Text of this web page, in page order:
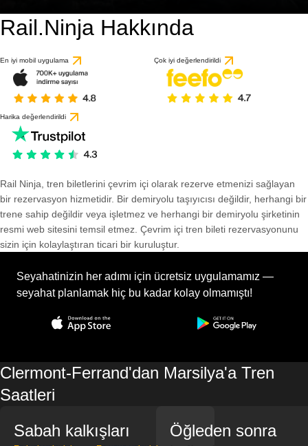
Rail.Ninja Hakkında
En iyi mobil uygulama Çok iyi değerlendirildi
Harika değerlendirildi
Rail Ninja, tren biletlerini çevrim içi olarak rezerve etmenizi sağlayan
bir rezervasyon hizmetidir. Bir demiryolu taşıyıcısı değildir, herhangi bir
trene sahip değildir veya işletmez ve herhangi bir demiryolu şirketinin
resmi web sitesini temsil etmez. Çevrim içi tren bileti rezervasyonunu
sizin için kolaylaştıran ticari bir kuruluştur.
Seyahatinizin her adımı için ücretsiz uygulamamız —
seyahat planlamak hiç bu kadar kolay olmamıştı!
Clermont-Ferrand'dan Marsilya'a Tren
Saatleri
Sabah kalkışları
Öğleden sonra